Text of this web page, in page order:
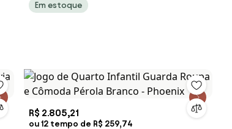
Em estoque
R$ 2.805,21
ou 12 tempo de R$ 259,74